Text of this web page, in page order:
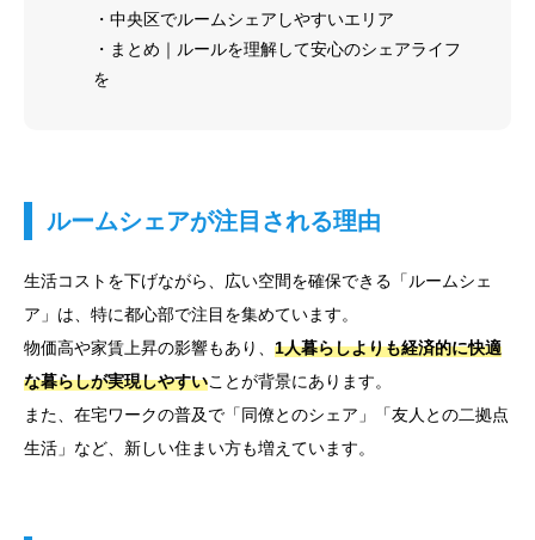
・中央区でルームシェアしやすいエリア
・まとめ｜ルールを理解して安心のシェアライフ
を
ルームシェアが注目される理由
生活コストを下げながら、広い空間を確保できる「ルームシェ
ア」は、特に都心部で注目を集めています。
物価高や家賃上昇の影響もあり、 1人暮らしよりも経済的に快適
な暮らしが実現しやすいことが背景にあります。
また、在宅ワークの普及で「同僚とのシェア」「友人との二拠点
生活」など、新しい住まい方も増えています。